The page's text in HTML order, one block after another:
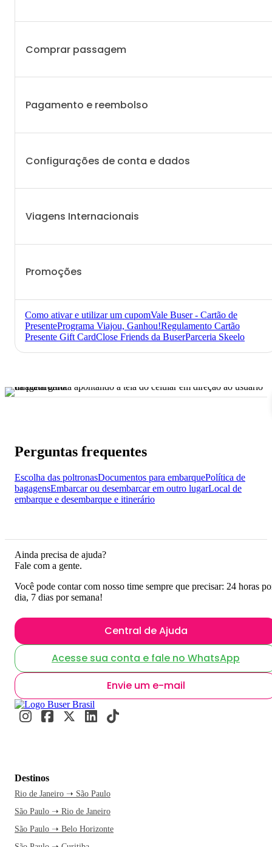
Comprar passagem
Pagamento e reembolso
Configurações de conta e dados
Viagens Internacionais
Promoções
Como ativar e utilizar um cupomVale Buser - Cartão de
PresentePrograma Viajou, Ganhou!Regulamento Cartão
Presente Gift CardClose Friends da BuserParceria Skeelo
Perguntas frequentes
Escolha das poltronasDocumentos para embarquePolítica de
bagagensEmbarcar ou desembarcar em outro lugarLocal de
embarque e desembarque e itinerário
Ainda precisa de ajuda?
Fale com a gente.
Você pode contar com nosso time sempre que precisar: 24 horas
dia, 7 dias por semana!
Central de Ajuda
Acesse sua conta e fale no WhatsApp
Envie um e-mail
Destinos
Rio de Janeiro ➝ São Paulo
São Paulo ➝ Rio de Janeiro
São Paulo ➝ Belo Horizonte